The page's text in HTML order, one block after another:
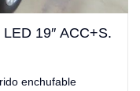
19″ ACC+S.
enchufable